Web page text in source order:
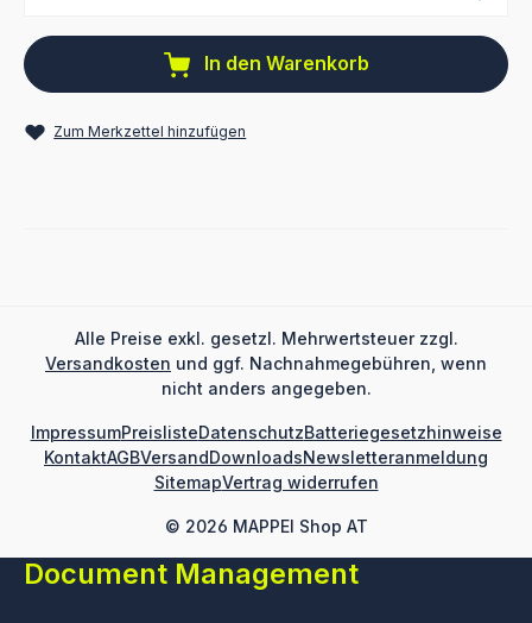
In den Warenkorb
Zum Merkzettel hinzufügen
Alle Preise exkl. gesetzl. Mehrwertsteuer zzgl.
Versandkosten und ggf. Nachnahmegebühren, wenn
nicht anders angegeben.
© 2026 MAPPEI Shop AT
ImpressumPreislisteDatenschutzBatteriegesetzhinweise
KontaktAGBVersandDownloadsNewsletteranmeldung
SitemapVertrag widerrufen
Document Management